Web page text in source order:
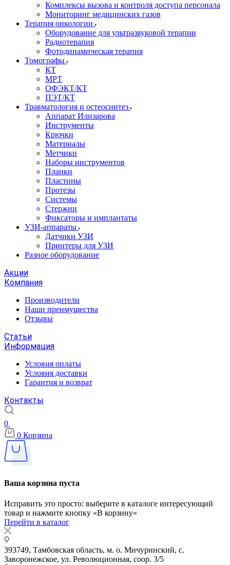
Комплексы вызова и контроля доступа персонала
Мониторинг медицинских газов
Терапия онкологии
Оборудование для ультразвуковой терапии
Радиотерапия
Фотодинамическая терапия
Томографы
КТ
МРТ
ОФЭКТ/КТ
ПЭТ/КТ
Травматология и остеосинтез
Аппарат Илизарова
Инструменты
Крючки
Материалы
Метчики
Наборы инструментов
Планки
Пластины
Протезы
Системы
Стержни
Фиксаторы и имплантаты
УЗИ-аппараты
Датчики УЗИ
Принтеры для УЗИ
Разное оборудование
Акции
Компания
Производители
Наши преимущества
Отзывы
Статьи
Информация
Условия оплаты
Условия доставки
Гарантия и возврат
Контакты
0
0 Корзина
Ваша корзина пуста
Исправить это просто: выберите в каталоге интересующий
товар и нажмите кнопку «В корзину»
Перейти в каталог
393749, Тамбовская область, м. о. Мичуринский, с.
Заворонежское, ул. Революционная, соор. 3/5